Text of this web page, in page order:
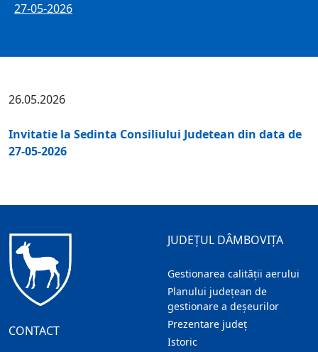
27-05-2026
26.05.2026
Invitatie la Sedinta Consiliului Judetean din data de
27-05-2026
CONTACT
JUDEȚUL DÂMBOVIȚA
Gestionarea calității aerului
Planului județean de
gestionare a deșeurilor
Prezentare judeţ
Istoric